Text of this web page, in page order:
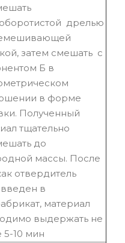
дрелью
затем смешать с
Б в
в форме
Полученный
тщательно
до
массы. После
отвердитель
в
материал
выдержать не
5-10 мин